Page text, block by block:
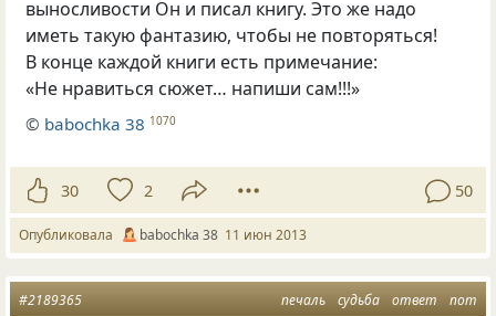
выносливости Он и писал книгу. Это же надо
иметь такую фантазию, чтобы не повторяться!
В конце каждой книги есть примечание:
«Не нравиться сюжет… напиши сам!!!»
© babochka 38 1070
30 2 50
Опубликовала babochka 38 11 июн 2013
печаль судьба ответ пот
#2189365